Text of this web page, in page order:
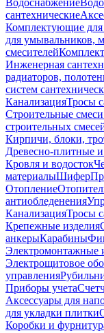
Водоснабжение
сантехнические
Комплектующие для
для умывальников,
смесителей
Инженерная
радиаторов,
систем
КанализацияТросы
Строительные
строительных
Кирпичи, блоки,
Древесно-плитные
Кровля и водосток
материалыШифер
Отопление
антиобледенения
КанализацияТросы
Крепежные изделия
анкерыКарабины
Электромонтажные
Электрощитовое
управления
Приборы учета
Аксессуары для
для укладки плитки
Коробки и